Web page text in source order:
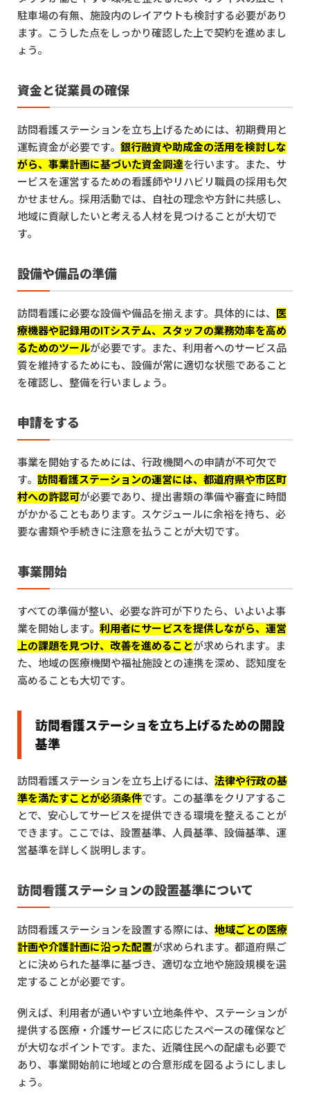
駐車場の有無、施設内のレイアウトも検討する必要があり
ます。こうした点をしっかり確認した上で契約を進めまし
ょう。
資金と従業員の確保
訪問看護ステーションを立ち上げるためには、初期費用と
運転資金が必要です。 銀行融資や助成金の活用を検討しな
がら、事業計画に基づいた資金調達を行います。また、サ
ービスを運営するための看護師やリハビリ職員の採用も欠
かせません。採用活動では、自社の理念や方針に共感し、
地域に貢献したいと考える人材を見つけることが大切で
す。
設備や備品の準備
訪問看護に必要な設備や備品を揃えます。具体的には、
医
療機器や記録用のITシステム、スタッフの業務効率を高め
るためのツールが必要です。また、利用者へのサービス品
質を維持するためにも、設備が常に適切な状態であること
を確認し、整備を行いましょう。
申請をする
事業を開始するためには、行政機関への申請が不可欠で
す。 訪問看護ステーションの運営には、都道府県や市区町
村への許認可が必要であり、提出書類の準備や審査に時間
がかかることもあります。スケジュールに余裕を持ち、必
要な書類や手続きに注意を払うことが大切です。
事業開始
すべての準備が整い、必要な許可が下りたら、いよいよ事
業を開始します。 利用者にサービスを提供しながら、運営
上の課題を見つけ、改善を進めることが求められます。ま
た、地域の医療機関や福祉施設との連携を深め、認知度を
高めることも大切です。
訪問看護ステーショを立ち上げるための開設
基準
訪問看護ステーションを立ち上げるには、 法律や行政の基
準を満たすことが必須条件です。この基準をクリアするこ
とで、安心してサービスを提供できる環境を整えることが
できます。ここでは、設置基準、人員基準、設備基準、運
営基準を詳しく説明します。
訪問看護ステーションの設置基準について
訪問看護ステーションを設置する際には、 地域ごとの医療
計画や介護計画に沿った配置が求められます。都道府県ご
とに決められた基準に基づき、適切な立地や施設規模を選
定することが必要です。
例えば、利用者が通いやすい立地条件や、ステーションが
提供する医療・介護サービスに応じたスペースの確保など
が大切なポイントです。また、近隣住民への配慮も必要で
あり、事業開始前に地域との合意形成を図るようにしまし
ょう。